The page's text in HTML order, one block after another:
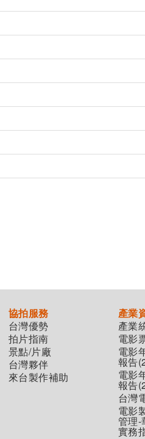
協拍服務
台灣優勢
拍片指南
景點/片廠
台灣夥伴
來台製作補助
產業
產業
電影
電影
報告
電影
報告
台灣
電影
管理-
實務